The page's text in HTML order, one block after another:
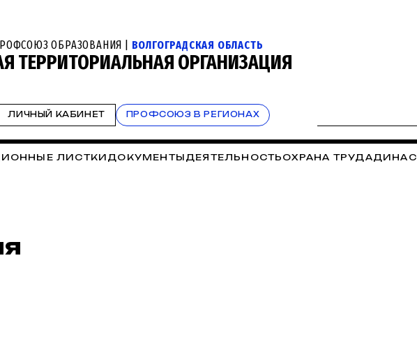
ОБРАЗОВАНИЯ | ВОЛГОГРАДСКАЯ ОБЛАСТЬ
ТЕРРИТОРИАЛЬНАЯ ОРГАНИЗАЦИЯ
ЛИЧНЫЙ КАБИНЕТ ПРОФСОЮЗ В РЕГИОНАХ
ЛИСТКИДОКУМЕНТЫ ДЕЯТЕЛЬНОСТЬ ОХРАНА ТРУДА